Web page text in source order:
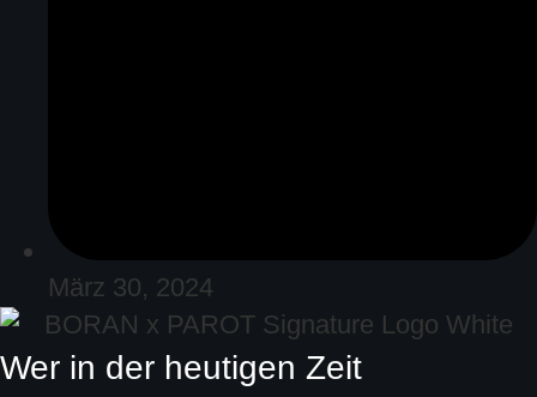
März 30, 2024
Wer in der heutigen Zeit